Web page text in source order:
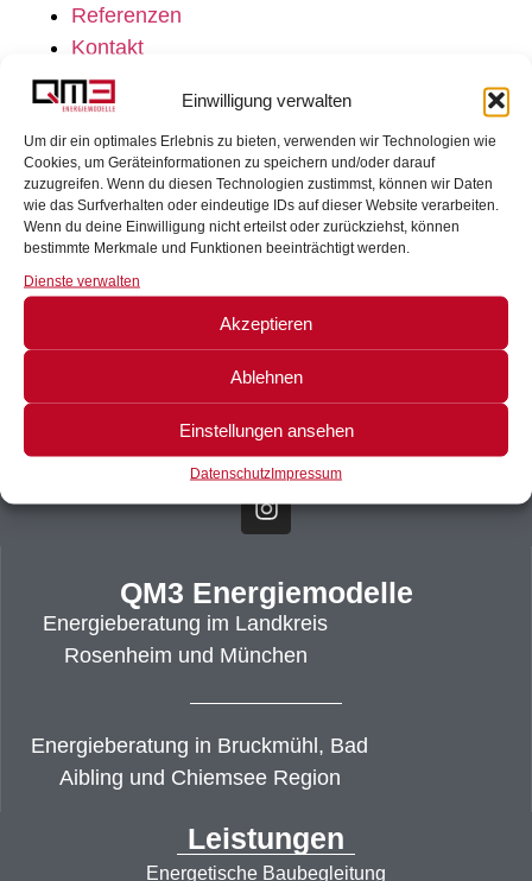
Einwilligung verwalten
Um dir ein optimales Erlebnis zu bieten, verwenden wir Technologien wie
Cookies, um Geräteinformationen zu speichern und/oder darauf
zuzugreifen. Wenn du diesen Technologien zustimmst, können wir Daten
wie das Surfverhalten oder eindeutige IDs auf dieser Website verarbeiten.
Wenn du deine Einwilligung nicht erteilst oder zurückziehst, können
bestimmte Merkmale und Funktionen beeinträchtigt werden.
Dienste verwalten
Akzeptieren
Ablehnen
Einstellungen ansehen
DatenschutzImpressum
Referenzen
Kontakt
Impressum
Datenschutz
83052 Bruckmühl
+49 (8062) 80710-93
info@qm-3.com
QM3 Energiemodelle
Energieberatung im Landkreis
Rosenheim und München
Energieberatung in Bruckmühl, Bad
Aibling und Chiemsee Region
Leistungen
Energetische Baubegleitung